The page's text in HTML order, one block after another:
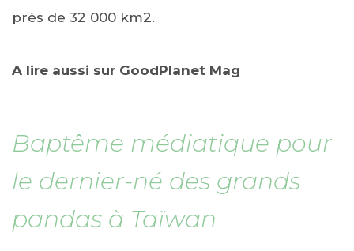
près de 32 000 km2.
A lire aussi sur GoodPlanet Mag
Baptême médiatique pour
le dernier-né des grands
pandas à Taïwan